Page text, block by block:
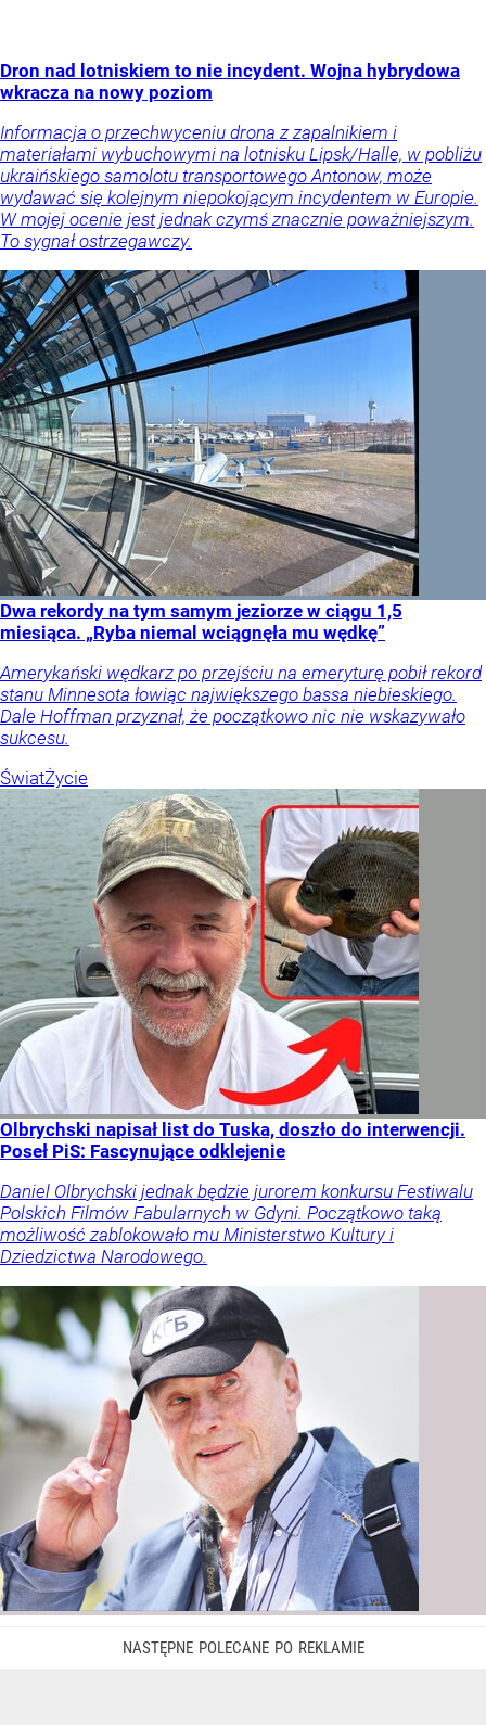
Dron nad lotniskiem to nie incydent. Wojna hybrydowa
wkracza na nowy poziom
Informacja o przechwyceniu drona z zapalnikiem i
materiałami wybuchowymi na lotnisku Lipsk/Halle, w pobliżu
ukraińskiego samolotu transportowego Antonow, może
wydawać się kolejnym niepokojącym incydentem w Europie.
W mojej ocenie jest jednak czymś znacznie poważniejszym.
To sygnał ostrzegawczy.
Dwa rekordy na tym samym jeziorze w ciągu 1,5
miesiąca. „Ryba niemal wciągnęła mu wędkę”
Amerykański wędkarz po przejściu na emeryturę pobił rekord
stanu Minnesota łowiąc największego bassa niebieskiego.
Dale Hoffman przyznał, że początkowo nic nie wskazywało
sukcesu.
ŚwiatŻycie
Olbrychski napisał list do Tuska, doszło do interwencji.
Poseł PiS: Fascynujące odklejenie
Daniel Olbrychski jednak będzie jurorem konkursu Festiwalu
Polskich Filmów Fabularnych w Gdyni. Początkowo taką
możliwość zablokowało mu Ministerstwo Kultury i
Dziedzictwa Narodowego.